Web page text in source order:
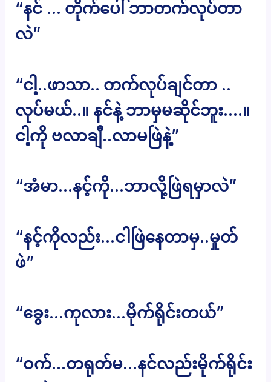
“နင် … တိုက်ပေါ် ဘာတက်လုပ်တာ
လဲ”
“ငါ့..ဖာသာ.. တက်လုပ်ချင်တာ ..
လုပ်မယ်..။ နင်နဲ့ ဘာမှမဆိုင်ဘူး….။
ငါ့ကို ဗလာချီ..လာမဖြဲနဲ့”
“အံမာ…နင့်ကို…ဘာလို့ဖြဲရမှာလဲ”
“နင့်ကိုလည်း…ငါဖြဲနေတာမှ..မှုတ်
ဖဲ”
“ခွေး…ကုလား…မိုက်ရိုင်းတယ်”
“ဝက်…တရုတ်မ…နင်လည်းမိုက်ရိုင်း